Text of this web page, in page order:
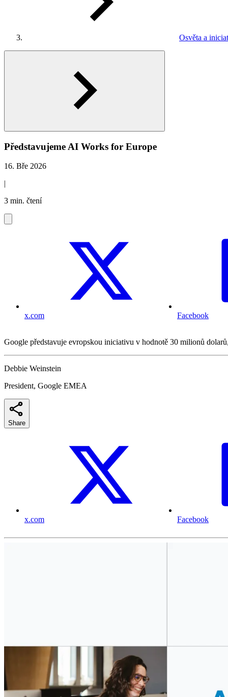
Osvěta a
Představujeme AI Works for Europe
16. Bře 2026
|
3 min. čtení
x.com Facebook
Google představuje evropskou iniciativu v hodnotě 30 milionů
Debbie Weinstein
President, Google EMEA
Share
x.com Facebook